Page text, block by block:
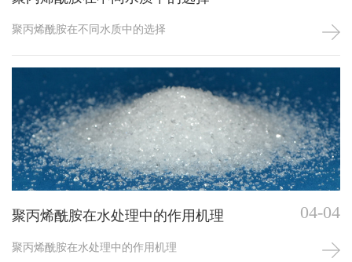
聚丙烯酰胺在不同水质中的选择
聚丙烯酰胺在水处理中的作用机理
聚丙烯酰胺在水处理中的作用机理
04-04